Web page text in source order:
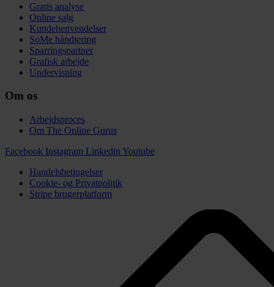
Gratis analyse
Online salg
Kundehenvendelser
SoMe håndtering
Sparringspartner
Grafisk arbejde
Undervisning
Om os
Arbejdsproces
Om The Online Gurus
Facebook Instagram Linkedin Youtube
Handelsbetingelser
Cookie- og Privatpolitik
Stripe brugerplatform